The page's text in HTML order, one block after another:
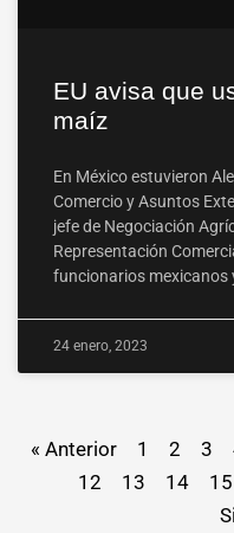
EU avisa que
maíz
En México estuvieron
Comercio y Asuntos
jefe de Negociación
Representación
funcionarios mexicanos
24 enero, 2023
« Anterior 1 2 3
12
13 14 15